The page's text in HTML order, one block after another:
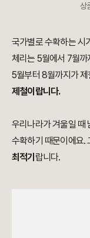
상
국가별로 수확하는 시
체리는 5월에서 7월까
5월부터 8월까지가
제철이랍니다.
우리나라가 겨울일 때
수확하기 때문이에요.
최적기 랍니다.